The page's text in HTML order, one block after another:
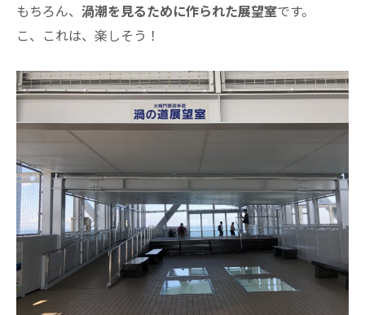
もちろん、 渦潮を見るために作られた展望室です。
こ、これは、楽しそう！